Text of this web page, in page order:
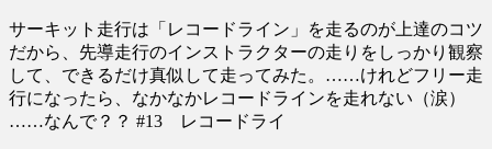
サーキット走行は「レコードライン」を走るのが上達のコツ
だから、先導走行のインストラクターの走りをしっかり観察
して、できるだけ真似して走ってみた。……けれどフリー走
行になったら、なかなかレコードラインを走れない（涙）
……なんで？？ #13 レコードライ